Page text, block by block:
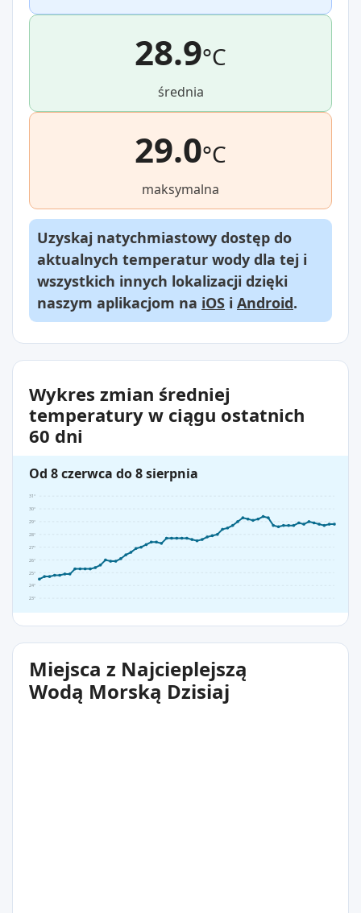
28.9°C
średnia
29.0°C
maksymalna
Uzyskaj natychmiastowy dostęp do
aktualnych temperatur wody dla tej i
wszystkich innych lokalizacji dzięki
naszym aplikacjom na iOS i Android.
Wykres zmian średniej
temperatury w ciągu ostatnich
60 dni
Od 8 czerwca do 8 sierpnia
23°
24°
25°
26°
27°
28°
29°
30°
31°
Miejsca z Najcieplejszą
Wodą Morską Dzisiaj